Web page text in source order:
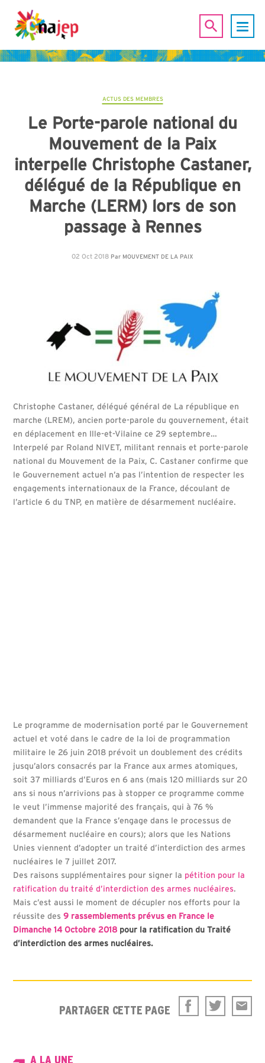
ACTUS DES MEMBRES
Le Porte-parole national du
Mouvement de la Paix
interpelle Christophe Castaner,
délégué de la République en
Marche (LERM) lors de son
passage à Rennes
02 Oct 2018 Par MOUVEMENT DE LA PAIX
Christophe Castaner, délégué général de La république en
marche (LREM), ancien porte-parole du gouvernement, était
en déplacement en Ille-et-Vilaine ce 29 septembre…
Interpelé par Roland NIVET, militant rennais et porte-parole
national du Mouvement de la Paix, C. Castaner confirme que
le Gouvernement actuel n’a pas l’intention de respecter les
engagements internationaux de la France, découlant de
l’article 6 du TNP, en matière de désarmement nucléaire.
Le programme de modernisation porté par le Gouvernement
actuel et voté dans le cadre de la loi de programmation
militaire le 26 juin 2018 prévoit un doublement des crédits
jusqu’alors consacrés par la France aux armes atomiques,
soit 37 milliards d’Euros en 6 ans (mais 120 milliards sur 20
ans si nous n’arrivions pas à stopper ce programme comme
le veut l’immense majorité des français, qui à 76 %
demandent que la France s’engage dans le processus de
désarmement nucléaire en cours); alors que les Nations
Unies viennent d’adopter un traité d’interdiction des armes
nucléaires le 7 juillet 2017.
Des raisons supplémentaires pour signer la pétition pour la
ratification du traité d’interdiction des armes nucléaires.
Mais c’est aussi le moment de décupler nos efforts pour la
réussite des9 rassemblements prévus en France le
Dimanche 14 Octobre 2018 pour la ratification du Traité
d’interdiction des armes nucléaires.
PARTAGER CETTE PAGE
A LA UNE